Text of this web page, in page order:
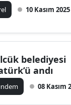
10 Kasım 2025
belediyesi
andı
08 Kasım